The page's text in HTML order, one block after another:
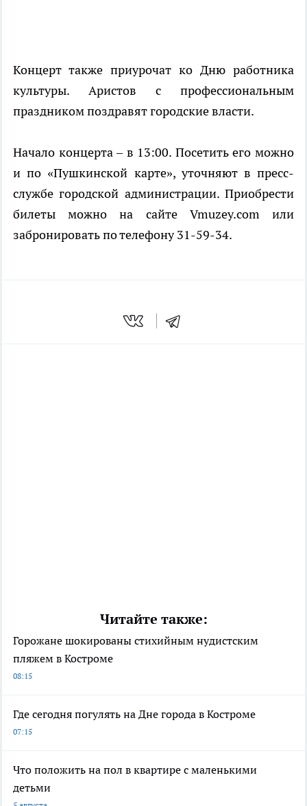
Концерт также приурочат ко Дню работника
культуры. Аристов с профессиональным
праздником поздравят городские власти.
Начало концерта – в 13:00. Посетить его можно
и по «Пушкинской карте», уточняют в пресс-
службе городской администрации. Приобрести
билеты можно на сайте Vmuzey.com или
забронировать по телефону 31-59-34.
Читайте также:
Горожане шокированы стихийным нудистским
пляжем в Костроме
08:15
Где сегодня погулять на Дне города в Костроме
07:15
Что положить на пол в квартире с маленькими
детьми